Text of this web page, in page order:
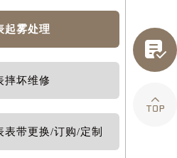
起雾处理
摔坏维修
表带更换/订购/定制

